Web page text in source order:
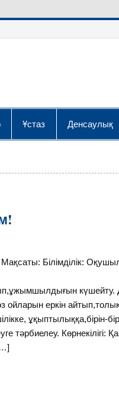
Ұстаз Денсаулық
Білімділік:
еркін
ұқыптылыққа,бірін-
тәрбиелеу.